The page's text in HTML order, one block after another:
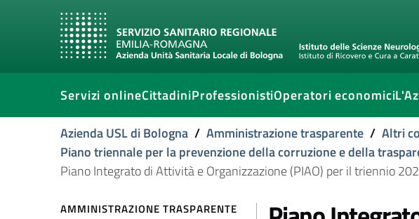
Servizi onlineCittadiniProfessionistiOperatori economici
Azienda USL di Bologna / Amministrazione trasparente / Altri
Piano triennale per la prevenzione della corruzione e della
Piano Integrato di Attività e Organizzazione (PIAO) per il triennio
AMMINISTRAZIONE TRASPARENTE